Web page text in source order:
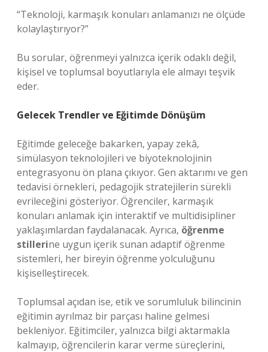
“Teknoloji, karmaşık konuları anlamanızı ne ölçüde
kolaylaştırıyor?”
Bu sorular, öğrenmeyi yalnızca içerik odaklı değil,
kişisel ve toplumsal boyutlarıyla ele almayı teşvik
eder.
Gelecek Trendler ve Eğitimde Dönüşüm
Eğitimde geleceğe bakarken, yapay zekâ,
simülasyon teknolojileri ve biyoteknolojinin
entegrasyonu ön plana çıkıyor. Gen aktarımı ve gen
tedavisi örnekleri, pedagojik stratejilerin sürekli
evrileceğini gösteriyor. Öğrenciler, karmaşık
konuları anlamak için interaktif ve multidisipliner
yaklaşımlardan faydalanacak. Ayrıca, öğrenme
stillerine uygun içerik sunan adaptif öğrenme
sistemleri, her bireyin öğrenme yolculuğunu
kişiselleştirecek.
Toplumsal açıdan ise, etik ve sorumluluk bilincinin
eğitimin ayrılmaz bir parçası haline gelmesi
bekleniyor. Eğitimciler, yalnızca bilgi aktarmakla
kalmayıp, öğrencilerin karar verme süreçlerini,